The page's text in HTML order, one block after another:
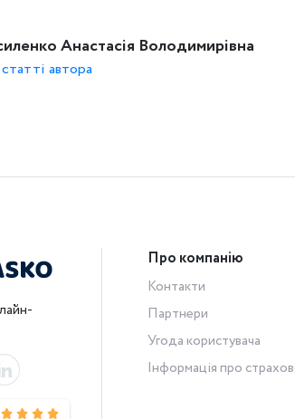
Анастасія Володимирівна
автора
Про компанію
Контакти
Партнери
Угода користувача
Інформація про